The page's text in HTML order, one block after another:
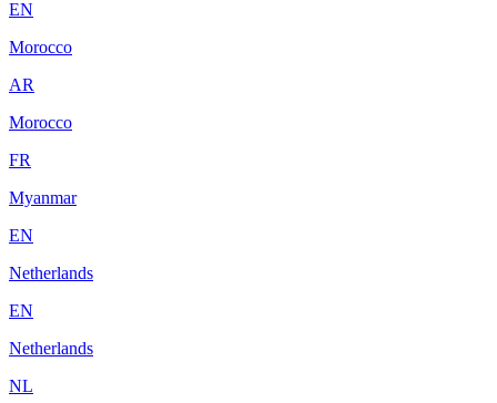
EN
Morocco
AR
Morocco
FR
Myanmar
EN
Netherlands
EN
Netherlands
NL